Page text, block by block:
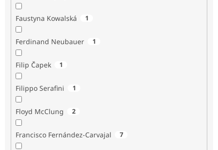
Faustyna Kowalská 1
Ferdinand Neubauer 1
Filip Čapek 1
Filippo Serafini 1
Floyd McClung 2
Francisco Fernández-Carvajal 7